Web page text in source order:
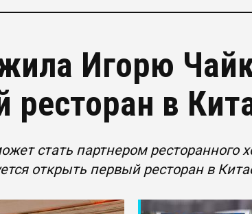
Игорю
в
стать партнером ресторанного
открыть первый ресторан в